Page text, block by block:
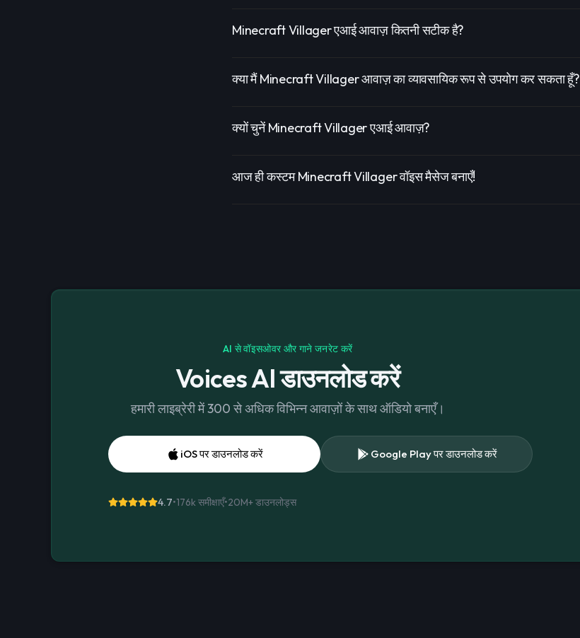
Minecraft Villager एआई आवाज़ कितनी सटीक है?
क्या मैं Minecraft Villager आवाज़ का व्यावसायिक रूप से उपयोग कर सकता हूँ?
क्यों चुनें Minecraft Villager एआई आवाज़?
आज ही कस्टम Minecraft Villager वॉइस मैसेज बनाएँ!
AI से वॉइसओवर और गाने जनरेट करें
Voices AI डाउनलोड करें
हमारी लाइब्रेरी में 300 से अधिक विभिन्न आवाज़ों के साथ ऑडियो बनाएँ।
iOS पर डाउनलोड करें Google Play पर डाउनलोड करें
4.7•176k समीक्षाएँ•20M+डाउनलोड्स